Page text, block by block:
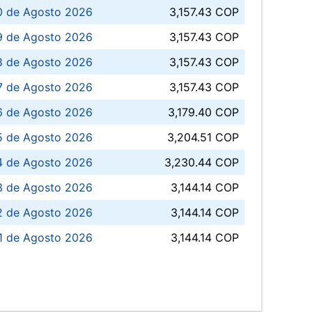
de Agosto 2026
3,157.43 COP
de Agosto 2026
3,157.43 COP
de Agosto 2026
3,157.43 COP
de Agosto 2026
3,157.43 COP
de Agosto 2026
3,179.40 COP
de Agosto 2026
3,204.51 COP
de Agosto 2026
3,230.44 COP
de Agosto 2026
3,144.14 COP
de Agosto 2026
3,144.14 COP
de Agosto 2026
3,144.14 COP